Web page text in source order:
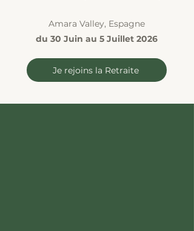
Amara Valley, Espagne
du 30 Juin au 5 Juillet 2026
Je rejoins la Retraite